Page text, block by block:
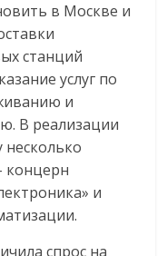
в Москве и
станций
услуг по
и
В реализации
несколько
концерн
и
спрос на